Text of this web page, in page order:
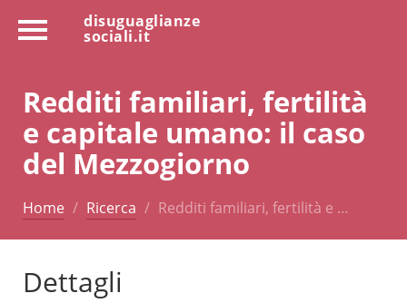
disuguaglianze
sociali.it
Redditi familiari, fertilità
e capitale umano: il caso
del Mezzogiorno
Home Ricerca Redditi familiari, fertilità e …
Dettagli